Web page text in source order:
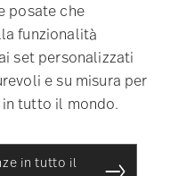
posate che
funzionalità
set personalizzati
e su misura per
tutto il mondo.
in tutto il